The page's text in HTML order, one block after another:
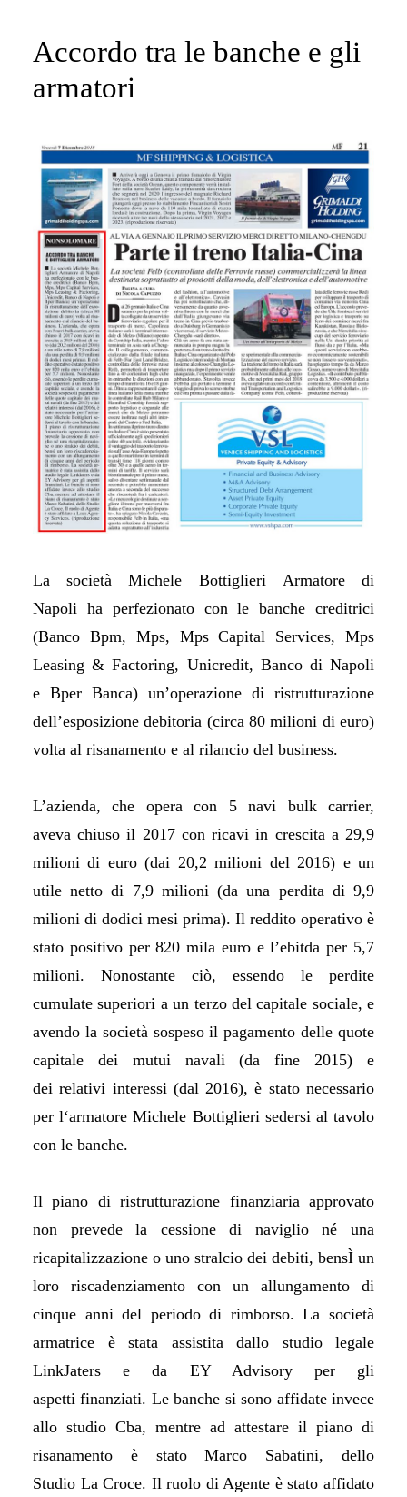
Accordo tra le banche e gli
armatori
La società Michele Bottiglieri Armatore di
Napoli ha perfezionato con le banche creditrici
(Banco Bpm, Mps, Mps Capital Services, Mps
Leasing & Factoring, Unicredit, Banco di Napoli
e Bper Banca) un’operazione di ristrutturazione
dell’esposizione debitoria (circa 80 milioni di euro)
volta al risanamento e al rilancio del business.
L’azienda, che opera con 5 navi bulk carrier,
aveva chiuso il 2017 con ricavi in crescita a 29,9
milioni di euro (dai 20,2 milioni del 2016) e un
utile netto di 7,9 milioni (da una perdita di 9,9
milioni di dodici mesi prima). Il reddito operativo è
stato positivo per 820 mila euro e l’ebitda per 5,7
milioni. Nonostante ciò, essendo le perdite
cumulate superiori a un terzo del capitale sociale, e
avendo la società sospeso il pagamento delle quote
capitale dei mutui navali (da fine 2015) e
dei relativi interessi (dal 2016), è stato necessario
per l‘armatore Michele Bottiglieri sedersi al tavolo
con le banche.
Il piano di ristrutturazione finanziaria approvato
non prevede la cessione di naviglio né una
ricapitalizzazione o uno stralcio dei debiti, bensÌ un
loro riscadenziamento con un allungamento di
cinque anni del periodo di rimborso. La società
armatrice è stata assistita dallo studio legale
LinkJaters e da EY Advisory per gli
aspetti finanziati. Le banche si sono affidate invece
allo studio Cba, mentre ad attestare il piano di
risanamento è stato Marco Sabatini, dello
Studio La Croce. Il ruolo di Agente è stato affidato